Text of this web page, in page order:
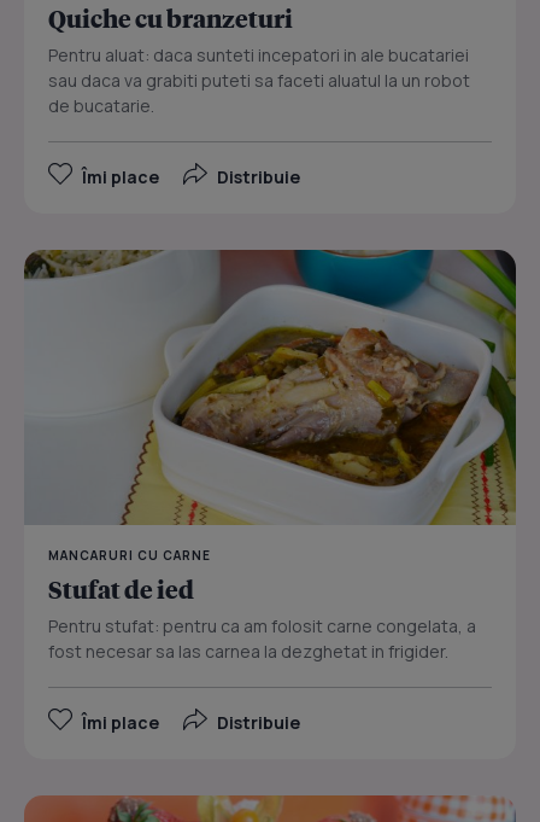
Quiche cu branzeturi
Pentru aluat: daca sunteti incepatori in ale bucatariei
sau daca va grabiti puteti sa faceti aluatul la un robot
de bucatarie.
Îmi place Distribuie
MANCARURI CU CARNE
Stufat de ied
Pentru stufat: pentru ca am folosit carne congelata, a
fost necesar sa las carnea la dezghetat in frigider.
Îmi place Distribuie